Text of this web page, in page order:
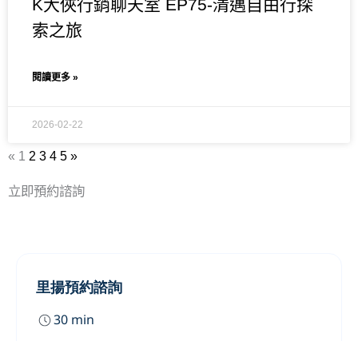
K大俠行銷聊天室 EP75-清邁自由行探
索之旅
閱讀更多 »
2026-02-22
« 1 2 3 4 5 »
立即預約諮詢